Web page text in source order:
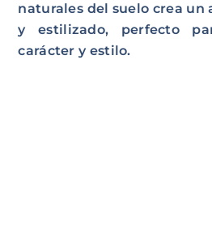
naturales del suelo crea un
y estilizado, perfecto
carácter y estilo.